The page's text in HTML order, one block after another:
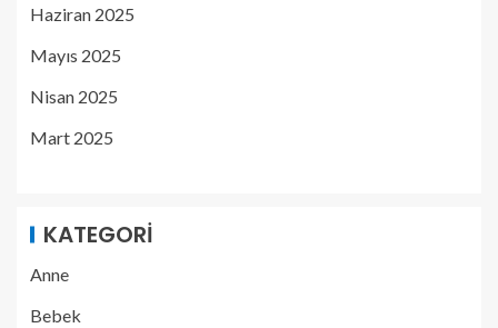
Haziran 2025
Mayıs 2025
Nisan 2025
Mart 2025
KATEGORI
Anne
Bebek